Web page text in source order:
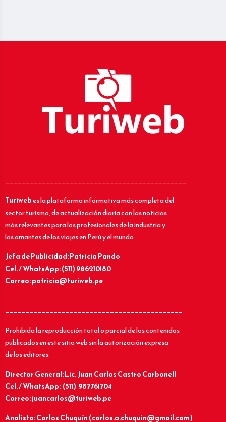
_____________________________________________
Turiwebes la plataforma informativa más completa del
sector turismo, de actualización diaria con las noticias
más relevantes para los profesionales de la industria y
los amantes de los viajes en Perú y el mundo.
Jefa de Publicidad: Patricia Pando
Cel. / WhatsApp: (511) 986210180
Correo: patricia@turiweb.pe
____________________________________________
Prohibida la reproducción total o parcial de los contenidos
publicados en este sitio web sin la autorización expresa
de los editores.
Director General: Lic.Juan Carlos Castro Carbonell
Cel. / WhatsApp: (511) 987761704
Correo: juancarlos@turiweb.pe
Analista: Carlos Chuquín (carlos.a.chuquin@gmail.com)